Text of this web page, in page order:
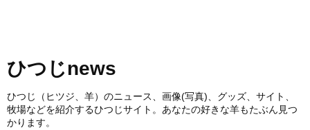
ひつじnews
ひつじ（ヒツジ、羊）のニュース、画像(写真)、グッズ、サイト、
牧場などを紹介するひつじサイト。あなたの好きな羊もたぶん見つ
かります。